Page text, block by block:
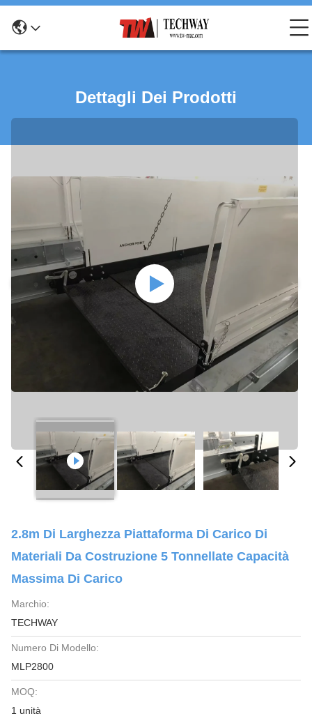
Dettagli Dei Prodotti
2.8m Di Larghezza Piattaforma Di Carico Di
Materiali Da Costruzione 5 Tonnellate Capacità
Massima Di Carico
Marchio:
TECHWAY
Numero Di Modello:
MLP2800
MOQ:
1 unità